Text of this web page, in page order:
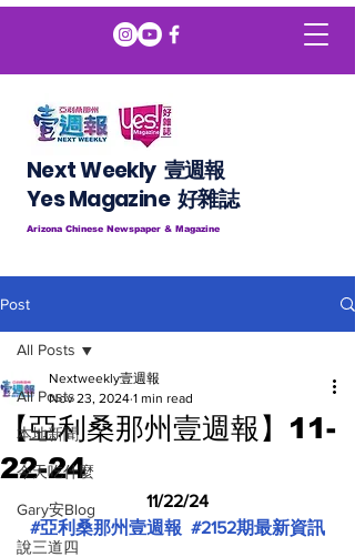
Next Weekly 壹週報
​​Yes Magazine 好雜誌
Arizona Chinese Newspaper & Magazine
Post
All Posts
本地新聞
今天吃什麼
Gary安Blog
說三道四
All Posts
【亞利桑那州壹週報】11-
22-24
Nextweekly壹週報
Nov 23, 2024 1 min read
11/22/24
#亞利桑那州壹週報 #2152期最新資訊